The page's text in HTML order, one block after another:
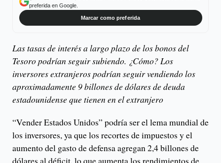
preferida en Google.
Marcar como preferida
Las tasas de interés a largo plazo de los bonos del
Tesoro podrían seguir subiendo. ¿Cómo? Los
inversores extranjeros podrían seguir vendiendo los
aproximadamente 9 billones de dólares de deuda
estadounidense que tienen en el extranjero
“Vender Estados Unidos” podría ser el lema mundial de
los inversores, ya que los recortes de impuestos y el
aumento del gasto de defensa agregan 2,4 billones de